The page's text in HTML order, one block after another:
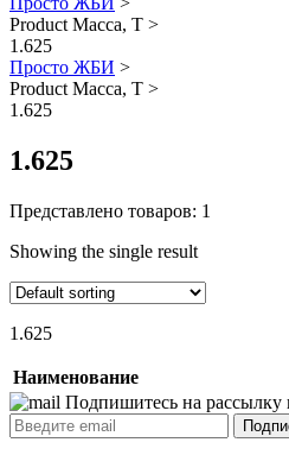
Product Масса, Т >
1.625
Просто ЖБИ >
Product Масса, Т >
1.625
1.625
Представлено товаров: 1
Showing the single result
1.625
Наименование
Подпишитесь на рассылку